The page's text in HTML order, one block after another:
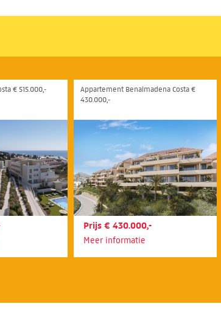
€ 515.000,-
Appartement Benalmadena Costa €
430.000,-
Prijs € 430.000,-
Meer informatie